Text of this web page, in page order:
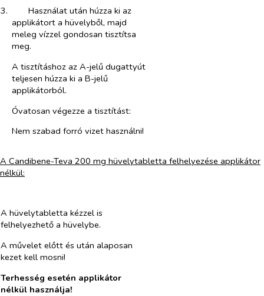
3.​
Használat után húzza ki az
applikátort a hüvelyből, majd
meleg vízzel gondosan tisztítsa
meg.
A tisztításhoz az A-jelű dugattyút
teljesen húzza ki a B-jelű
applikátorból.
Óvatosan végezze a tisztítást:
Nem szabad forró vizet használni!
A Candibene-Teva 200 mg hüvelytabletta felhelyezése applikátor
nélkül:
A hüvelytabletta kézzel is
felhelyezhető a hüvelybe.
A művelet előtt és után alaposan
kezet kell mosni!
Terhesség esetén applikátor
nélkül használja!